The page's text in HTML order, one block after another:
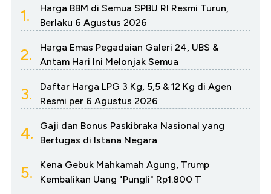
1.
Harga BBM di Semua SPBU RI Resmi Turun,
Berlaku 6 Agustus 2026
2.
Harga Emas Pegadaian Galeri 24, UBS &
Antam Hari Ini Melonjak Semua
3.
Daftar Harga LPG 3 Kg, 5,5 & 12 Kg di Agen
Resmi per 6 Agustus 2026
4.
Gaji dan Bonus Paskibraka Nasional yang
Bertugas di Istana Negara
5.
Kena Gebuk Mahkamah Agung, Trump
Kembalikan Uang "Pungli" Rp1.800 T